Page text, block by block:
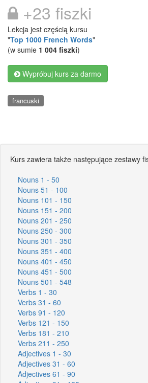
+23 fiszki
Lekcja jest częścią kursu
"Top 1000 French Words"
(w sumie 1 004 fiszki)
Wypróbuj kurs za darmo
francuski
Kurs zawiera także następujące zestawy
Nouns 1 - 50
Nouns 51 - 100
Nouns 101 - 150
Nouns 151 - 200
Nouns 201 - 250
Nouns 250 - 300
Nouns 301 - 350
Nouns 351 - 400
Nouns 401 - 450
Nouns 451 - 500
Nouns 501 - 548
Verbs 1 - 30
Verbs 31 - 60
Verbs 91 - 120
Verbs 121 - 150
Verbs 181 - 210
Verbs 211 - 250
Adjectives 1 - 30
Adjectives 31 - 60
Adjectives 61 - 90